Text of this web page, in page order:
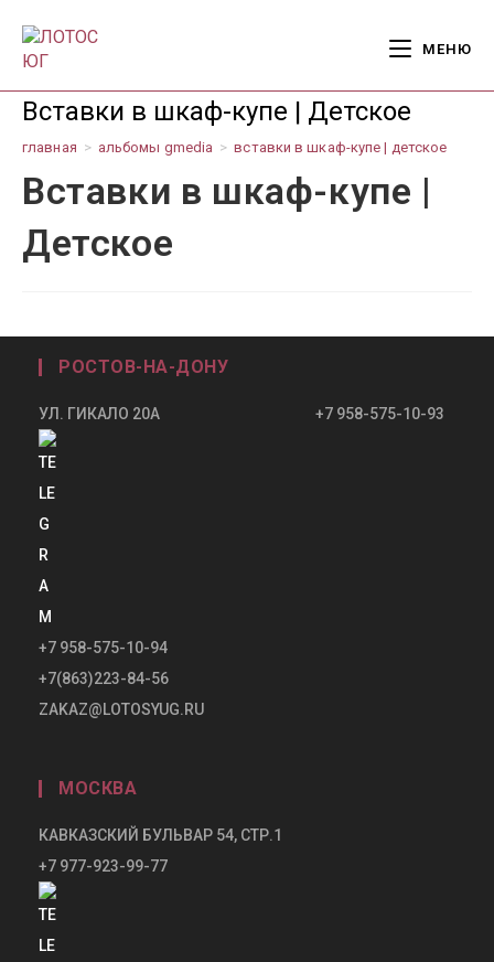
содержимому
МЕНЮ
Вставки в шкаф-купе | Детское
главная > альбомы gmedia > вставки в шкаф-купе | детское
Вставки в шкаф-купе |
Детское
РОСТОВ-НА-ДОНУ
УЛ. ГИКАЛО 20А +7 958-575-10-93
+7 958-575-10-94
+7(863)223-84-56
ZAKAZ@LOTOSYUG.RU
МОСКВА
КАВКАЗСКИЙ БУЛЬВАР 54, СТР.1
+7 977-923-99-77